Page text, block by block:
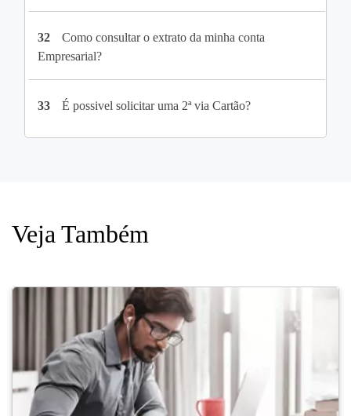
32
Como consultar o extrato da minha conta
Empresarial?
33 É possivel solicitar uma 2ª via Cartão?
Veja Também